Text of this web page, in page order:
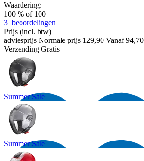
Waardering:
100 % of 100
3 beoordelingen
Prijs (incl. btw)
adviesprijs Normale prijs 129,90 Vanaf 94,70
Verzending Gratis
Summer Sale
Summer Sale